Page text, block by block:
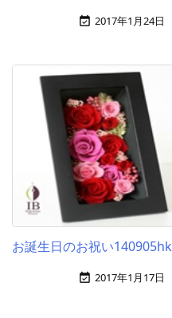
 2017年1月24日
お誕生日のお祝い140905hk
 2017年1月17日